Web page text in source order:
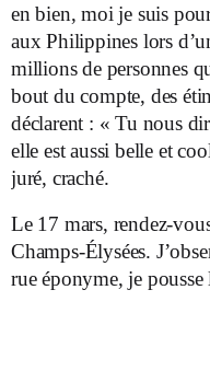
en bien, moi je suis
aux Philippines lors
millions de personnes
bout du compte, des
déclarent : « Tu nous
elle est aussi belle et
juré, craché.
Le 17 mars, rendez-
Champs-Élysées.
rue éponyme, je